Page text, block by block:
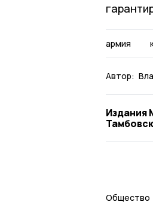
армия
Автор:
Издания
Общество